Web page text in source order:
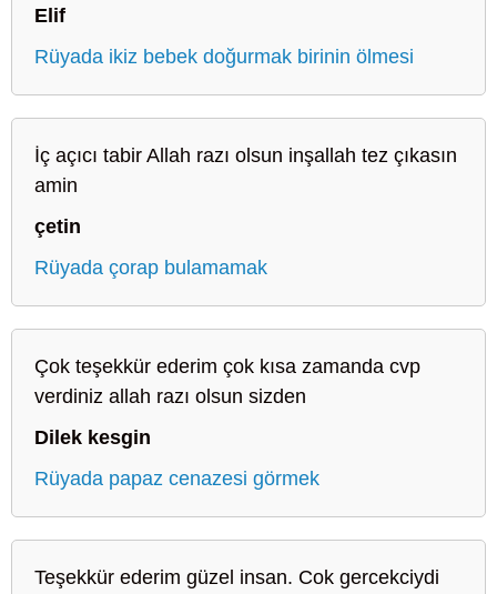
Elif
Rüyada ikiz bebek doğurmak birinin ölmesi
İç açıcı tabir Allah razı olsun inşallah tez çıkasın
amin
çetin
Rüyada çorap bulamamak
Çok teşekkür ederim çok kısa zamanda cvp
verdiniz allah razı olsun sizden
Dilek kesgin
Rüyada papaz cenazesi görmek
Teşekkür ederim güzel insan. Cok gercekciydi